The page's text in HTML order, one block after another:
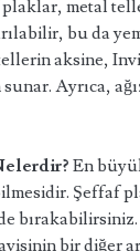
metal
bu da
aksine,
Ayrıca,
En
Şeffaf
bir diğer